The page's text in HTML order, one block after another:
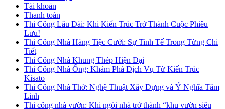
Tài khoản
Thanh toán
Thi Công Lâu Đài: Khi Kiến Trúc Trở Thành Cuộc Phiêu
Lưu!
Thi Công Nhà Hàng Tiệc Cưới: Sự Tinh Tế Trong Từng Chi
Tiết
Thi Công Nhà Khung Thép Hiện Đại
Thi Công Nhà Ống: Khám Phá Dịch Vụ Từ Kiến Trúc
Kisato
Thi Công Nhà Thờ: Nghệ Thuật Xây Dựng và Ý Nghĩa Tâm
Linh
Thi công nhà vườn: Khi ngôi nhà trở thành “khu vườn siêu